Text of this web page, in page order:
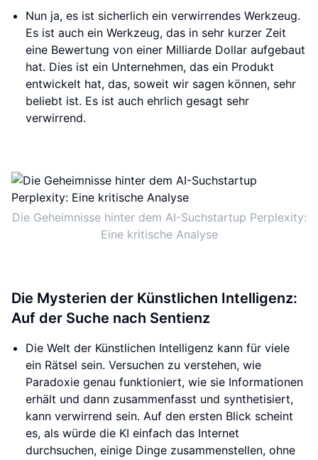
Nun ja, es ist sicherlich ein verwirrendes Werkzeug.
Es ist auch ein Werkzeug, das in sehr kurzer Zeit
eine Bewertung von einer Milliarde Dollar aufgebaut
hat. Dies ist ein Unternehmen, das ein Produkt
entwickelt hat, das, soweit wir sagen können, sehr
beliebt ist. Es ist auch ehrlich gesagt sehr
verwirrend.
Die Geheimnisse hinter dem AI-Suchstartup Perplexity:
Eine kritische Analyse
Die Mysterien der Künstlichen Intelligenz:
Auf der Suche nach Sentienz
Die Welt der Künstlichen Intelligenz kann für viele
ein Rätsel sein. Versuchen zu verstehen, wie
Paradoxie genau funktioniert, wie sie Informationen
erhält und dann zusammenfasst und synthetisiert,
kann verwirrend sein. Auf den ersten Blick scheint
es, als würde die KI einfach das Internet
durchsuchen, einige Dinge zusammenstellen, ohne